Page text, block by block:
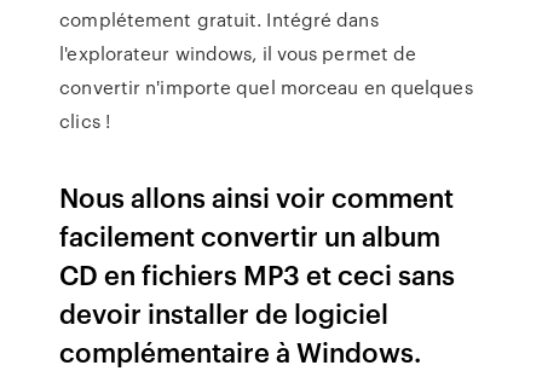
complétement gratuit. Intégré dans
l'explorateur windows, il vous permet de
convertir n'importe quel morceau en quelques
clics !
Nous allons ainsi voir comment
facilement convertir un album
CD en fichiers MP3 et ceci sans
devoir installer de logiciel
complémentaire à Windows.